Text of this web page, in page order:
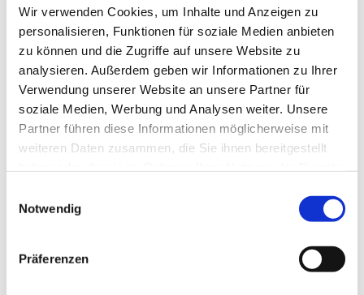
Wir verwenden Cookies, um Inhalte und Anzeigen zu
personalisieren, Funktionen für soziale Medien anbieten
zu können und die Zugriffe auf unsere Website zu
analysieren. Außerdem geben wir Informationen zu Ihrer
Verwendung unserer Website an unsere Partner für
soziale Medien, Werbung und Analysen weiter. Unsere
Partner führen diese Informationen möglicherweise mit
weiteren Daten zusammen, die Sie ihnen bereitgestellt
Notwendig
Präferenzen
den entsprechenden Veranstaltungen und am
gemeinschaftlichen Lebens der
Martineumsgemeinschaft erwartet und in einem
Ausbildungsvertrag festgehalten. Der Eintritt in die
Martineumsgemeinschaft ist Teil dieses Vertrags.
Bewerbung
Wenn Sie an der Ausbildung interessiert sind und sich
bewerben möchten, senden Sie uns bitte bis zum 30.4.
(zum darauffolgenden Wintersemester) oder 31.10.
(zum darauffolgenden Sommersemester) folgende
Unterlagen zu:
Motivationsschreiben (1 DIN A4 Seite, „Warum ich
Diakon*in werden will“)